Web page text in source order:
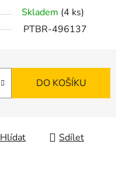
Skladem (4 ks)
PTBR-496137
DO KOŠÍKU
Hlídat Sdílet